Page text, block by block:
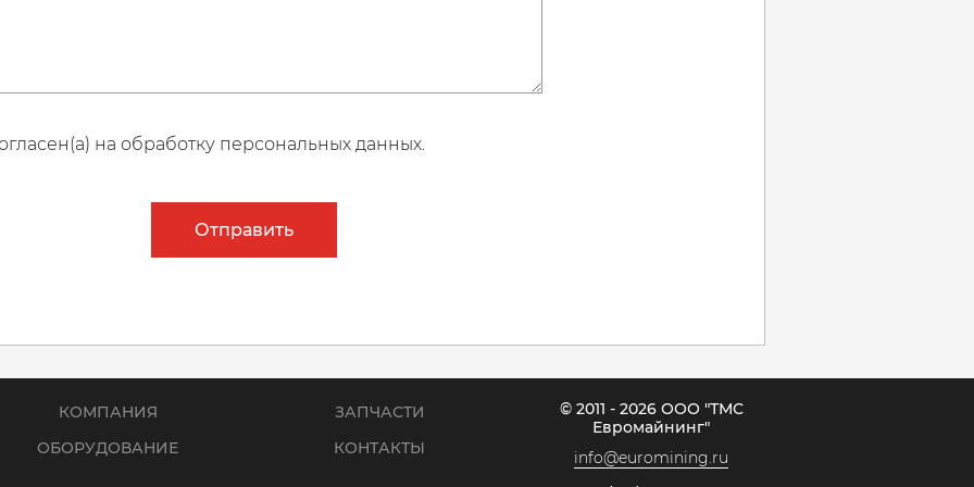
на обработку персональных данных.
Отправить
КОМПАНИЯ
ОБОРУДОВАНИЕ
ЗАПЧАСТИ
КОНТАКТЫ
© 2011 - 2026 ООО "ТМС
Евромайнинг"
info@euromining.ru